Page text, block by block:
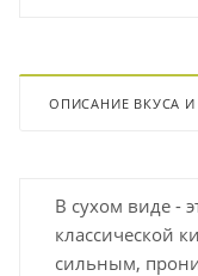
ОПИСАНИЕ ВКУСА И
В сухом виде -
классической
сильным,